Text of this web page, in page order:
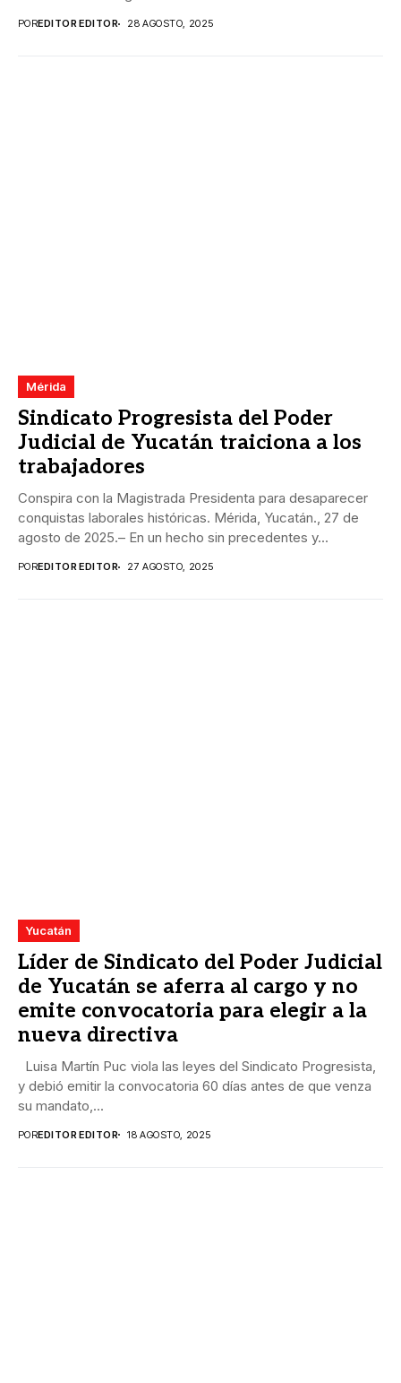
POREDITOR EDITOR 28 AGOSTO, 2025
Mérida
Sindicato Progresista del Poder
Judicial de Yucatán traiciona a los
trabajadores
Conspira con la Magistrada Presidenta para desaparecer
conquistas laborales históricas. Mérida, Yucatán., 27 de
agosto de 2025.– En un hecho sin precedentes y...
POREDITOR EDITOR 27 AGOSTO, 2025
Yucatán
Líder de Sindicato del Poder Judicial
de Yucatán se aferra al cargo y no
emite convocatoria para elegir a la
nueva directiva
Luisa Martín Puc viola las leyes del Sindicato Progresista,
y debió emitir la convocatoria 60 días antes de que venza
su mandato,...
POREDITOR EDITOR 18 AGOSTO, 2025